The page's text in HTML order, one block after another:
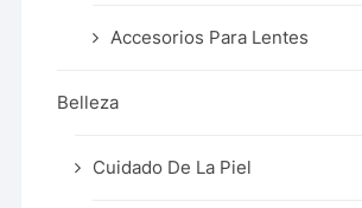
Accesorios Para Lentes
Belleza
Cuidado De La Piel